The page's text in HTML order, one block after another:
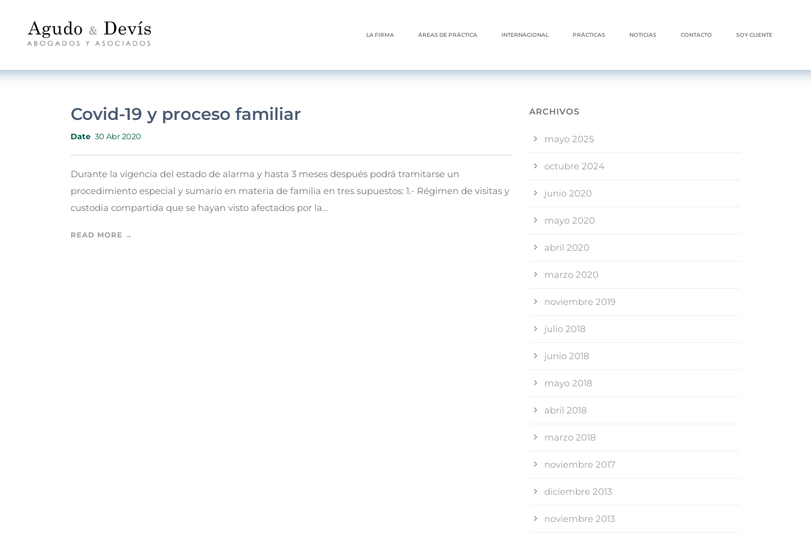
LA FIRMA ÁREAS DE PRÁCTICA INTERNACIONAL PRÁCTICAS NOTICIAS CONTACTO SOY CLIENTE
Covid-19 y proceso familiar
Date 30 Abr 2020
Durante la vigencia del estado de alarma y hasta 3 meses después podrá tramitarse un
procedimiento especial y sumario en materia de familia en tres supuestos: 1.- Régimen de visitas y
custodia compartida que se hayan visto afectados por la...
READ MORE →
ARCHIVOS
mayo 2025
octubre 2024
junio 2020
mayo 2020
abril 2020
marzo 2020
noviembre 2019
julio 2018
junio 2018
mayo 2018
abril 2018
marzo 2018
noviembre 2017
diciembre 2013
noviembre 2013